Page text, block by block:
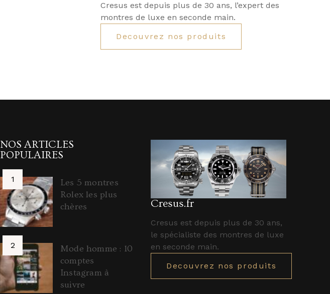
Cresus est depuis plus de 30 ans, l’expert des
montres de luxe en seconde main.
Decouvrez nos produits
NOS ARTICLES
POPULAIRES
Les 5 montres
Rolex les plus
chères
Mode homme : 10
comptes
Instagram à
suivre
Cresus.fr
Cresus est depuis plus de 30 ans,
le spécialiste des montres de luxe
en seconde main.
Decouvrez nos produits